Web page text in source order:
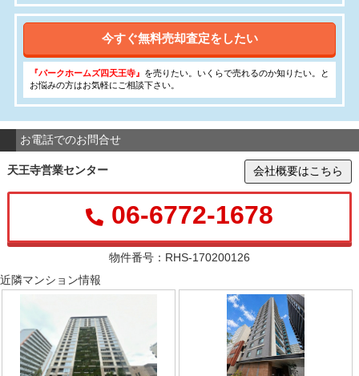
今すぐ無料売却査定をしたい
『パークホームズ四天王寺』 を売りたい。いくらで売れるのか知りたい。と
お悩みの方はお気軽にご相談下さい。
お電話でのお問合せ
天王寺営業センター 会社概要はこちら
06-6772-1678
物件番号：RHS-170200126
近隣マンション情報